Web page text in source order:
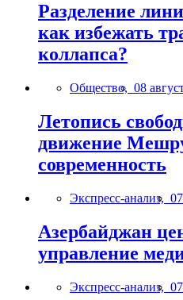
Разделение
как избежать
коллапса?
Общество, 08
Летопись
движение
современность
Экспресс-анализ,
Азербайджан
управление
Экспресс-анализ,